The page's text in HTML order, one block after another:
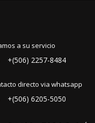
a su servicio
+(506) 2257-8484
directo via whatsapp
+(506) 6205-5050